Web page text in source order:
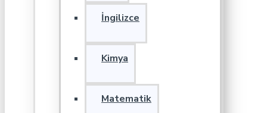
İngilizce
Kimya
Matematik